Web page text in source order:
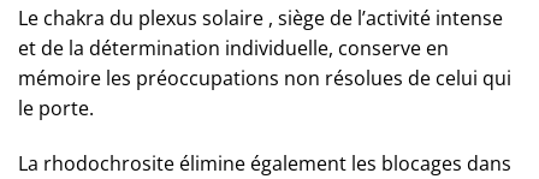
Le chakra du plexus solaire , siège de l’activité intense
et de la détermination individuelle, conserve en
mémoire les préoccupations non résolues de celui qui
le porte.
La rhodochrosite élimine également les blocages dans